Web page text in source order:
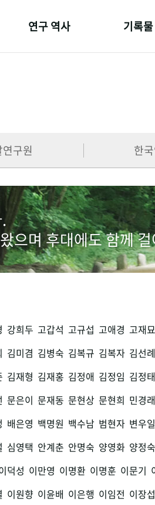
연구 역사 기록
구원 한
으며 후대에도 함께
강희두 고갑석 고규섭 고애경 고재묘
김미겸 김병숙 김복규 김복자 김선례
김재형 김재홍 김정애 김정임 김정태
문은이 문재동 문현상 문현희 민경래
배은영 백명원 백수남 범현자 변우일
심영택 안계춘 안명숙 양영화 양정숙
덕성 이만영 이명환 이명훈 이문기
이원향 이윤배 이은행 이임전 이장섭